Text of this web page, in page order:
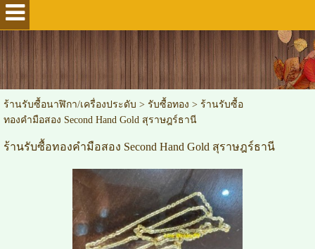
ร้านรับซื้อนาฬิกา/เครื่องประดับ > รับซื้อทอง > ร้านรับซื้อ
ทองคำมือสอง Second Hand Gold สุราษฎร์ธานี
ร้านรับซื้อทองคำมือสอง Second Hand Gold สุราษฎร์ธานี